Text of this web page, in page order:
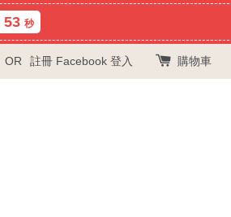
52 秒
OR 註冊 Facebook 登入 購物車